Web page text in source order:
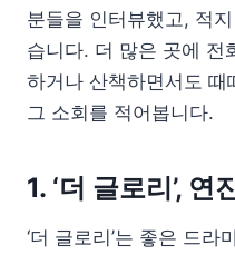
분들을 인터뷰했고, 적
습니다. 더 많은 곳에 전
하거나 산책하면서도
그 소회를 적어봅니다.
1. ‘더 글로리’,
‘더 글로리’는 좋은 드